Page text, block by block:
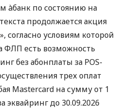
àбанк по состоянию на
продолжается акция
», согласно условиям которой
ФЛП есть возможность
без абонплаты за POS-
трех оплат
Mastercard на сумму от 1
эквайринг до 30.09.2026